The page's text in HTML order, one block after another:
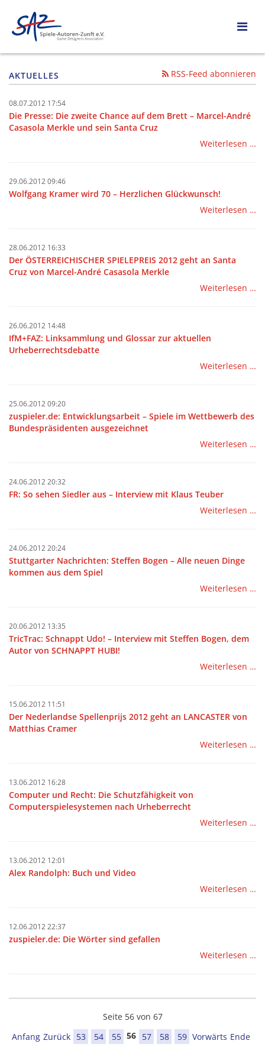
AKTUELLES RSS-Feed abonnieren
08.07.2012 17:54
Die Presse: Die zweite Chance auf dem Brett – Marcel-André
Casasola Merkle und sein Santa Cruz
Weiterlesen …
29.06.2012 09:46
Wolfgang Kramer wird 70 – Herzlichen Glückwunsch!
Weiterlesen …
28.06.2012 16:33
Der ÖSTERREICHISCHER SPIELEPREIS 2012 geht an Santa
Cruz von Marcel-André Casasola Merkle
Weiterlesen …
26.06.2012 14:48
IfM+FAZ: Linksammlung und Glossar zur aktuellen
Urheberrechtsdebatte
Weiterlesen …
25.06.2012 09:20
zuspieler.de: Entwicklungsarbeit – Spiele im Wettbewerb des
Bundespräsidenten ausgezeichnet
Weiterlesen …
24.06.2012 20:32
FR: So sehen Siedler aus – Interview mit Klaus Teuber
Weiterlesen …
24.06.2012 20:24
Stuttgarter Nachrichten: Steffen Bogen – Alle neuen Dinge
kommen aus dem Spiel
Weiterlesen …
20.06.2012 13:35
TricTrac: Schnappt Udo! – Interview mit Steffen Bogen, dem
Autor von SCHNAPPT HUBI!
Weiterlesen …
15.06.2012 11:51
Der Nederlandse Spellenprijs 2012 geht an LANCASTER von
Matthias Cramer
Weiterlesen …
13.06.2012 16:28
Computer und Recht: Die Schutzfähigkeit von
Computerspielesystemen nach Urheberrecht
Weiterlesen …
13.06.2012 12:01
Alex Randolph: Buch und Video
Weiterlesen …
12.06.2012 22:37
zuspieler.de: Die Wörter sind gefallen
Weiterlesen …
Seite 56 von 67
Anfang Zurück 53 54 55 56 57 58 59 Vorwärts Ende